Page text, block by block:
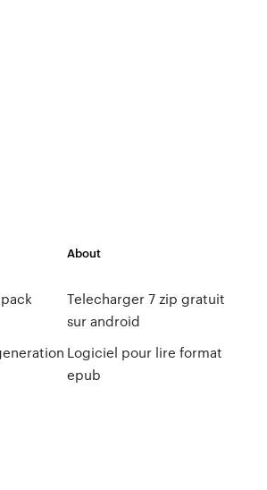
About
Telecharger 7 zip gratuit
sur android
Logiciel pour lire format
epub